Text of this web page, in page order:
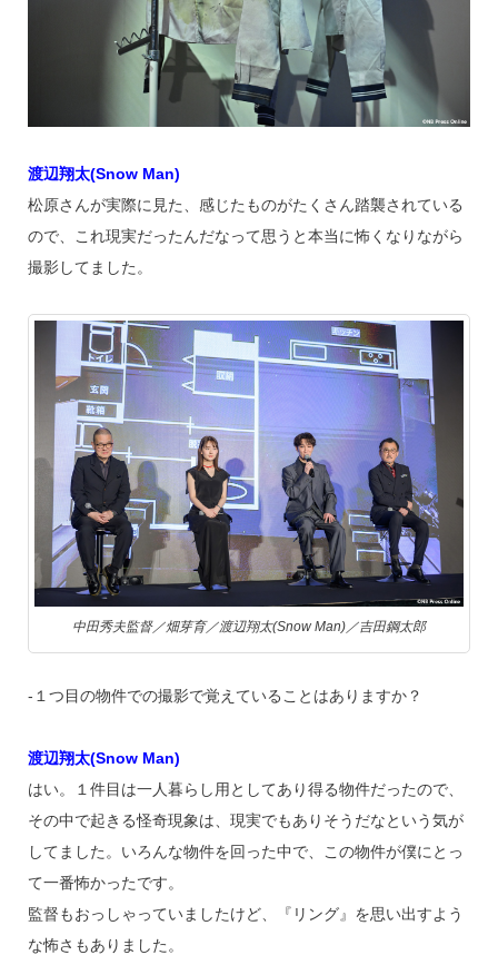
渡辺翔太(Snow Man)
松原さんが実際に見た、感じたものがたくさん踏襲されている
ので、これ現実だったんだなって思うと本当に怖くなりながら
撮影してました。
中田秀夫監督／畑芽育／渡辺翔太(Snow Man)／吉田鋼太郎
‐１つ目の物件での撮影で覚えていることはありますか？
渡辺翔太(Snow Man)
はい。１件目は一人暮らし用としてあり得る物件だったので、
その中で起きる怪奇現象は、現実でもありそうだなという気が
してました。いろんな物件を回った中で、この物件が僕にとっ
て一番怖かったです。
監督もおっしゃっていましたけど、『リング』を思い出すよう
な怖さもありました。